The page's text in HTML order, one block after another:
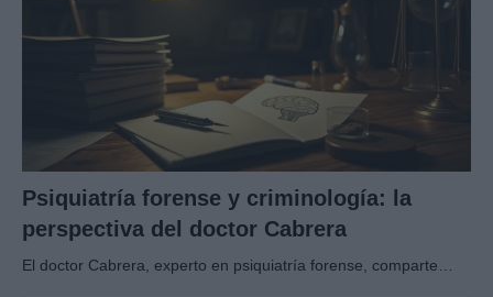
Psiquiatría forense y criminología: la
perspectiva del doctor Cabrera
El doctor Cabrera, experto en psiquiatría forense, comparte…